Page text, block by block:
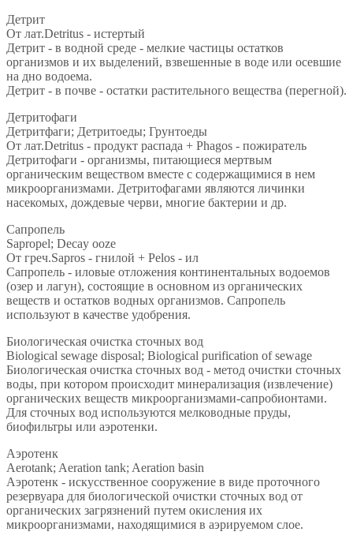
Детрит
От лат.Detritus - истертый
Детрит - в водной среде - мелкие частицы остатков
организмов и их выделений, взвешенные в воде или осевшие
на дно водоема.
Детрит - в почве - остатки растительного вещества (перегной).
Детритофаги
Детритфаги; Детритоеды; Грунтоеды
От лат.Detritus - продукт распада + Phagos - пожиратель
Детритофаги - организмы, питающиеся мертвым
органическим веществом вместе с содержащимися в нем
микроорганизмами. Детритофагами являются личинки
насекомых, дождевые черви, многие бактерии и др.
Сапропель
Sapropel; Decay ooze
От греч.Sapros - гнилой + Pelos - ил
Сапропель - иловые отложения континентальных водоемов
(озер и лагун), состоящие в основном из органических
веществ и остатков водных организмов. Сапропель
используют в качестве удобрения.
Биологическая очистка сточных вод
Biological sewage disposal; Biological purification of sewage
Биологическая очистка сточных вод - метод очистки сточных
воды, при котором происходит минерализация (извлечение)
органических веществ микроорганизмами-сапробионтами.
Для сточных вод используются мелководные пруды,
биофильтры или аэротенки.
Аэротенк
Aerotank; Aeration tank; Aeration basin
Аэротенк - искусственное сооружение в виде проточного
резервуара для биологической очистки сточных вод от
органических загрязнений путем окисления их
микроорганизмами, находящимися в аэрируемом слое.